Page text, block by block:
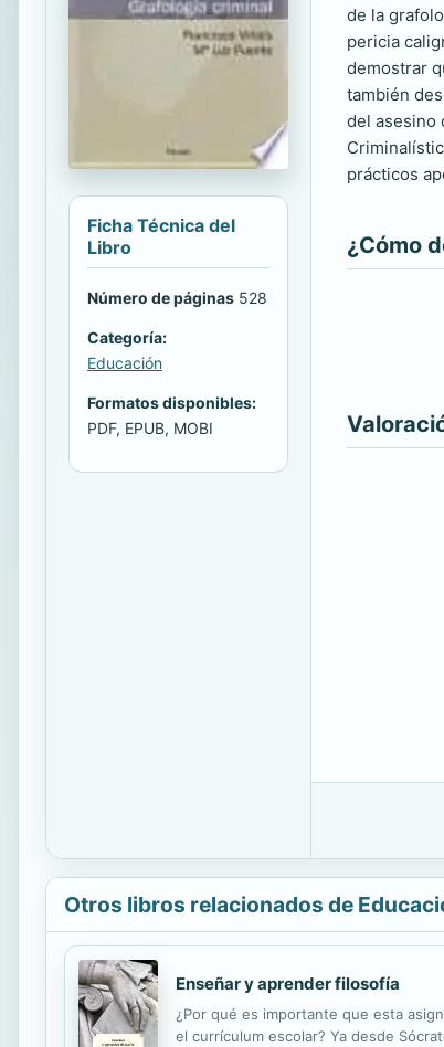
Ficha Técnica del
Libro
Número de páginas 528
Categoría:
Educación
Formatos disponibles:
PDF, EPUB, MOBI
de la
pericia
demostrar
también
del asesino
prácticos
¿Cómo
Otros libros relacionados de
Enseñar y aprender filosofía
¿Por qué es importante que esta
el currículum escolar? Ya desde